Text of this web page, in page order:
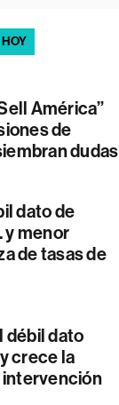
América”
de
dudas
dato de
y menor
de tasas de
débil dato
crece la
intervención